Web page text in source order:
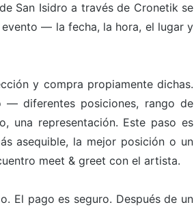
San Isidro a través de Cronetik se
— la fecha, la hora, el lugar y
y compra propiamente dichas.
— diferentes posiciones, rango de
una representación. Este paso es
asequible, la mejor posición o un
meet & greet con el artista.
El pago es seguro. Después de un